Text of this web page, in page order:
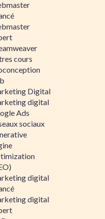
cours
Digital
digital
Ads
sociaux
digital
digital